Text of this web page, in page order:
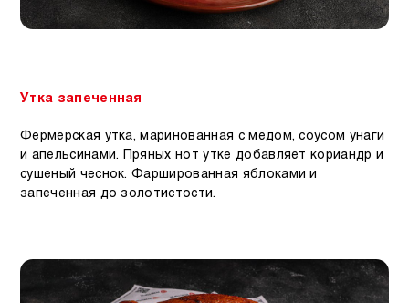
Утка запеченная
Фермерская утка, маринованная с медом, соусом унаги
и апельсинами. Пряных нот утке добавляет кориандр и
сушеный чеснок. Фаршированная яблоками и
запеченная до золотистости.